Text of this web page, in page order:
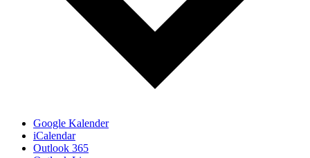
Google Kalender
iCalendar
Outlook 365